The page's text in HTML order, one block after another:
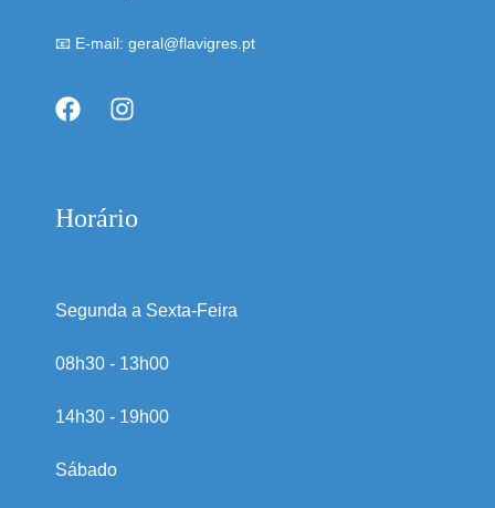
📧 E-mail: geral@flavigres.pt
Horário
Segunda a Sexta-Feira
08h30 - 13h00
14h30 - 19h00
Sábado